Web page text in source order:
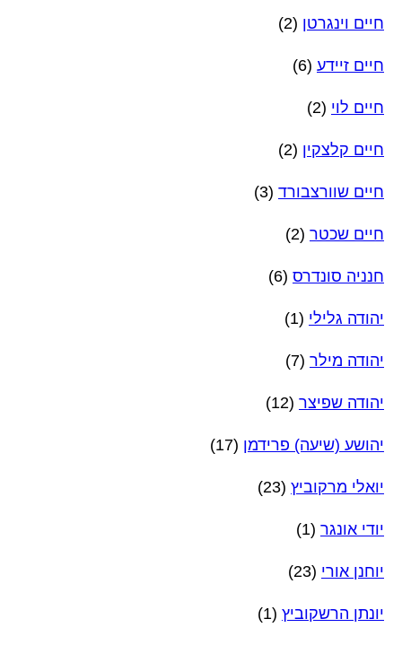
חיים וינגרטן (2)
חיים זיידע (6)
חיים לוי (2)
חיים קלצקין (2)
חיים שוורצבורד (3)
חיים שכטר (2)
חנניה סונדרס (6)
יהודה גלילי (1)
יהודה מילר (7)
יהודה שפיצר (12)
יהושע (שיעה) פרידמן (17)
יואלי מרקוביץ (23)
יודי אונגר (1)
יוחנן אורי (23)
יונתן הרשקוביץ (1)